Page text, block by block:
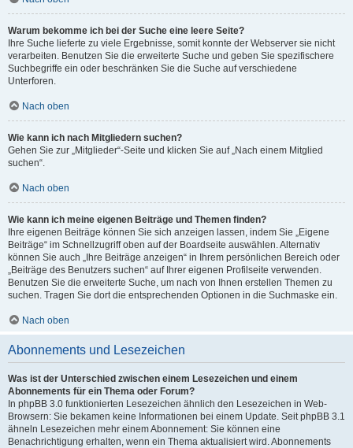
Warum bekomme ich bei der Suche eine leere Seite?
Ihre Suche lieferte zu viele Ergebnisse, somit konnte der Webserver sie nicht
verarbeiten. Benutzen Sie die erweiterte Suche und geben Sie spezifischere
Suchbegriffe ein oder beschränken Sie die Suche auf verschiedene
Unterforen.
Nach oben
Wie kann ich nach Mitgliedern suchen?
Gehen Sie zur „Mitglieder“-Seite und klicken Sie auf „Nach einem Mitglied
suchen“.
Nach oben
Wie kann ich meine eigenen Beiträge und Themen finden?
Ihre eigenen Beiträge können Sie sich anzeigen lassen, indem Sie „Eigene
Beiträge“ im Schnellzugriff oben auf der Boardseite auswählen. Alternativ
können Sie auch „Ihre Beiträge anzeigen“ in Ihrem persönlichen Bereich oder
„Beiträge des Benutzers suchen“ auf Ihrer eigenen Profilseite verwenden.
Benutzen Sie die erweiterte Suche, um nach von Ihnen erstellen Themen zu
suchen. Tragen Sie dort die entsprechenden Optionen in die Suchmaske ein.
Nach oben
Abonnements und Lesezeichen
Was ist der Unterschied zwischen einem Lesezeichen und einem
Abonnements für ein Thema oder Forum?
In phpBB 3.0 funktionierten Lesezeichen ähnlich den Lesezeichen in Web-
Browsern: Sie bekamen keine Informationen bei einem Update. Seit phpBB 3.1
ähneln Lesezeichen mehr einem Abonnement: Sie können eine
Benachrichtigung erhalten, wenn ein Thema aktualisiert wird. Abonnements